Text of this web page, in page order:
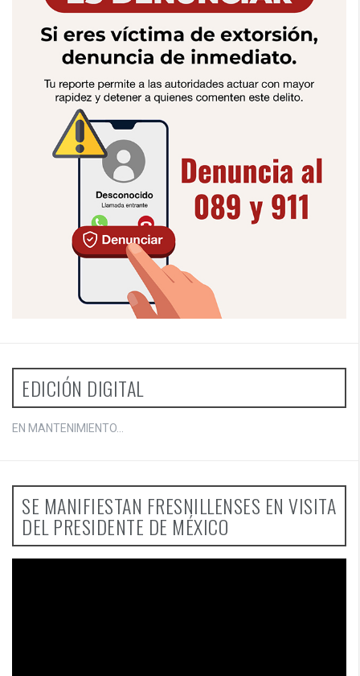
EDICIÓN DIGITAL
EN MANTENIMIENTO...
SE MANIFIESTAN FRESNILLENSES EN VISITA
DEL PRESIDENTE DE MÉXICO